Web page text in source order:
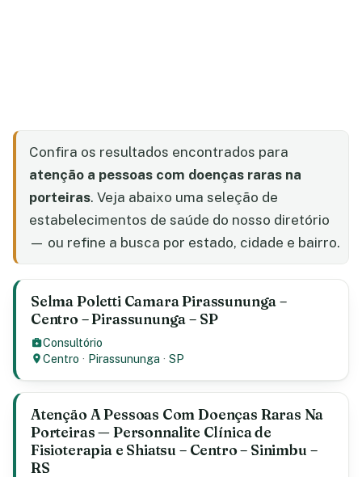
Confira os resultados encontrados para
atenção a pessoas com doenças raras na
porteiras. Veja abaixo uma seleção de
estabelecimentos de saúde do nosso diretório
— ou refine a busca por estado, cidade e bairro.
Selma Poletti Camara Pirassununga –
Centro – Pirassununga – SP
Consultório
Centro · Pirassununga ·SP
Atenção A Pessoas Com Doenças Raras Na
Porteiras — Personnalite Clínica de
Fisioterapia e Shiatsu – Centro – Sinimbu –
RS